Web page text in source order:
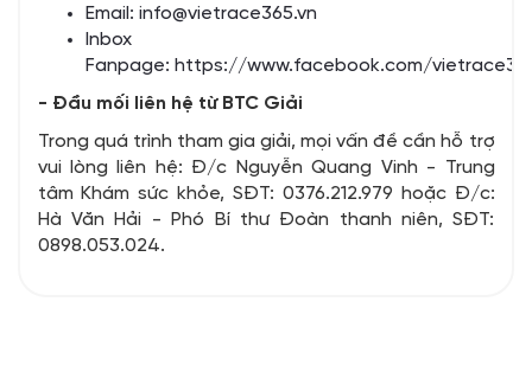
Email: info@vietrace365.vn
Inbox
Fanpage: https://www.facebook.com/
- Đầu mối liên hệ từ BTC Giải
Trong quá trình tham gia giải, mọi vấn đề cần hỗ trợ
vui lòng liên hệ: Đ/c Nguyễn Quang Vinh - Trung
tâm Khám sức khỏe, SĐT: 0376.212.979 hoặc Đ/c:
Hà Văn Hải - Phó Bí thư Đoàn thanh niên, SĐT:
0898.053.024.